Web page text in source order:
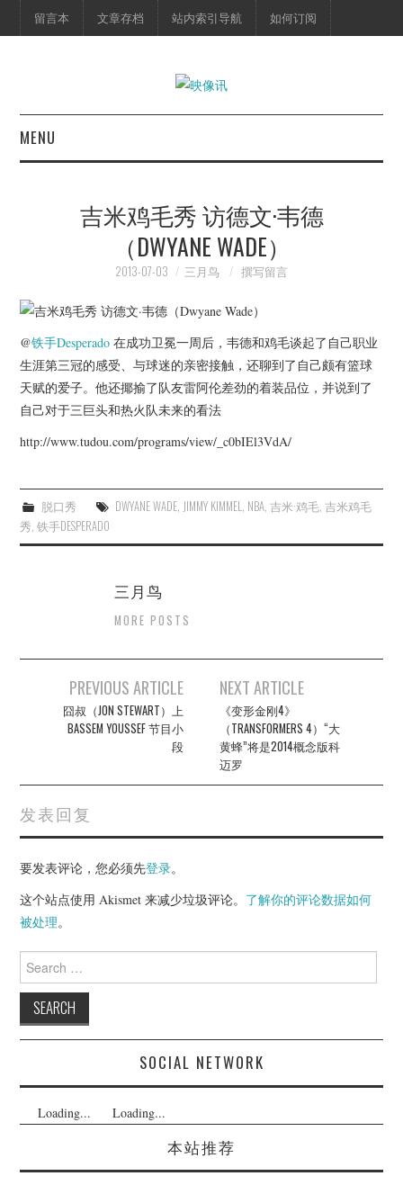
留言本 文章存档 站内索引导航 如何订阅
MENU
映像快讯
海报剧照
脱口秀
杂七杂八
电影档期
推荐电影
吉米鸡毛秀 访德文·韦德
（DWYANE WADE）
2013-07-03 三月鸟 撰写留言
@铁手Desperado 在成功卫冕一周后，韦德和鸡毛谈起了自己职业
生涯第三冠的感受、与球迷的亲密接触，还聊到了自己颇有篮球
天赋的爱子。他还揶揄了队友雷阿伦差劲的着装品位，并说到了
自己对于三巨头和热火队未来的看法
http://www.tudou.com/programs/view/_c0bIEl3VdA/
脱口秀 DWYANE WADE, JIMMY KIMMEL, NBA, 吉米·鸡毛, 吉米鸡毛
秀,铁手DESPERADO
三月鸟
MORE POSTS
navigation
PREVIOUS ARTICLE
囧叔（JON STEWART）上
BASSEM YOUSSEF 节目小
段
NEXT ARTICLE
《变形金刚4》
（TRANSFORMERS 4）“大
黄蜂”将是2014概念版科
迈罗
发表回复
要发表评论，您必须先登录。
这个站点使用 Akismet 来减少垃圾评论。 了解你的评论数据如何
被处理。
Search
for:
SOCIAL NETWORK
Loading... Loading...
本站推荐